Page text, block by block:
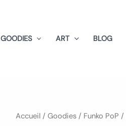
GOODIES ART BLOG
Accueil / Goodies / Funko PoP /
quantité